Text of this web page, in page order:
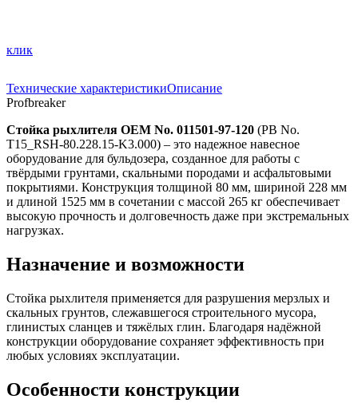
клик
Технические характеристикиОписание
Profbreaker
Стойка рыхлителя OEM No. 011501-97-120 (PB No.
T15_RSH-80.228.15-K3.000) – это надежное навесное
оборудование для бульдозера, созданное для работы с
твёрдыми грунтами, скальными породами и асфальтовыми
покрытиями. Конструкция толщиной 80 мм, шириной 228 мм
и длиной 1525 мм в сочетании с массой 265 кг обеспечивает
высокую прочность и долговечность даже при экстремальных
нагрузках.
Назначение и возможности
Стойка рыхлителя применяется для разрушения мерзлых и
скальных грунтов, слежавшегося строительного мусора,
глинистых сланцев и тяжёлых глин. Благодаря надёжной
конструкции оборудование сохраняет эффективность при
любых условиях эксплуатации.
Особенности конструкции